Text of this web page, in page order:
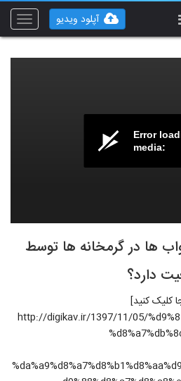
Toggle
آپلود ویدیو
Error
media:
ها در گرمخانه‌ ها توسط
دارد؟
کلیک کنید]
(http://digikav.ir/1397/11/05/